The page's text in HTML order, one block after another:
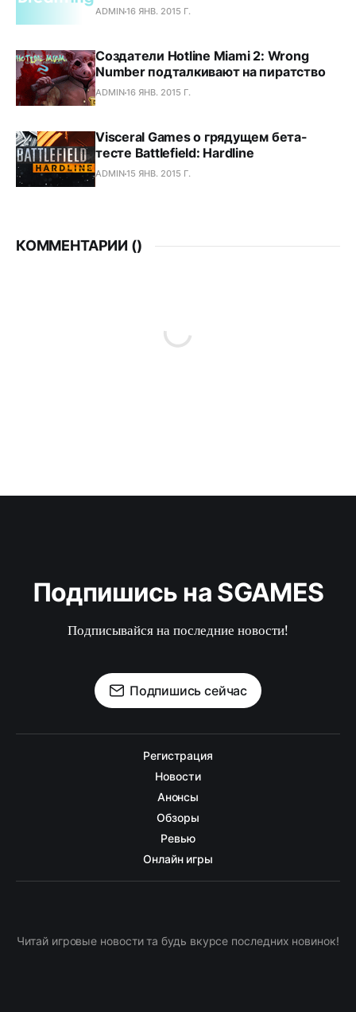
ADMIN16 ЯНВ. 2015 Г.
Создатели Hotline Miami 2: Wrong
Number подталкивают на пиратство
ADMIN16 ЯНВ. 2015 Г.
Visceral Games о грядущем бета-
тесте Battlefield: Hardline
ADMIN15 ЯНВ. 2015 Г.
КОММЕНТАРИИ ()
Подпишись на SGAMES
Подписывайся на последние новости!
Подпишись сейчас
Регистрация
Новости
Анонсы
Обзоры
Ревью
Онлайн игры
Читай игровые новости та будь вкурсе последних новинок!